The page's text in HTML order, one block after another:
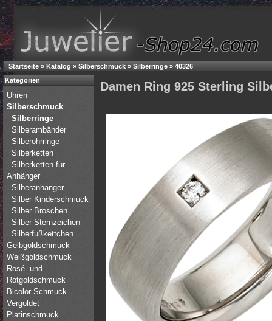
Startseite » Katalog » Silberschmuck » Silberringe » 40326
Damen Ring 925 Sterling
Kategorien
Uhren
Silberschmuck
Silberringe
Silberambänder
Silberohrringe
Silberketten
Silberketten für
Anhänger
Silberanhänger
Silber Kinderschmuck
Silber Broschen
Silber Sternzeichen
Silberfußkettchen
Gelbgoldschmuck
Weißgoldschmuck
Rosé- und
Rotgoldschmuck
Bicolor Schmuck
Vergoldet
Platinschmuck